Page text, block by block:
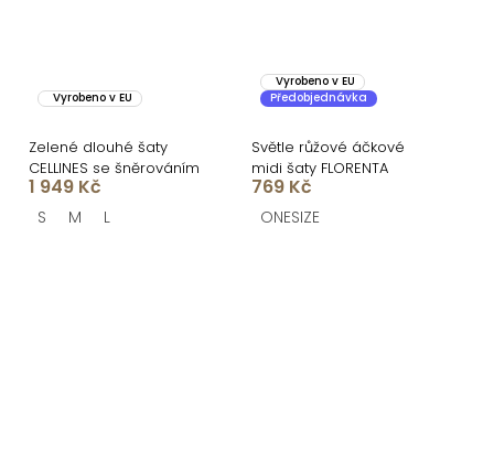
Vyrobeno v EU
Zelené dlouhé šaty
CELLINES se šněrováním
1 949 Kč
S M L
Vyrobeno v EU
Předobjednávka
Světle růžové áčkové
midi šaty FLORENTA
769 Kč
ONESIZE